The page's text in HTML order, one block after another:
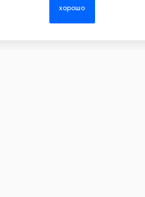
Завод Econex. Производство
хорошо